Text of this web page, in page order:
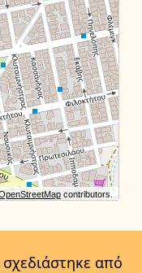
contributors.
από